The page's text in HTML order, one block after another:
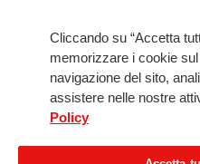
via del Gregge 1, 21015 Lonate Pozzolo
Cliccando su “Accetta
memorizzare i cookie
navigazione del sito,
assistere nelle nostre
Policy